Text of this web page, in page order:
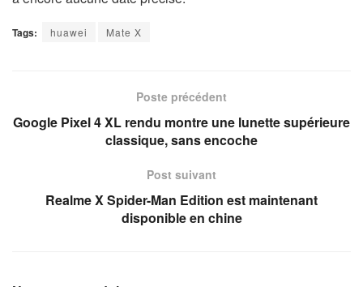
Tags: huawei Mate X
Poste précédent
Google Pixel 4 XL rendu montre une lunette supérieure
classique, sans encoche
Post suivant
Realme X Spider-Man Edition est maintenant
disponible en chine